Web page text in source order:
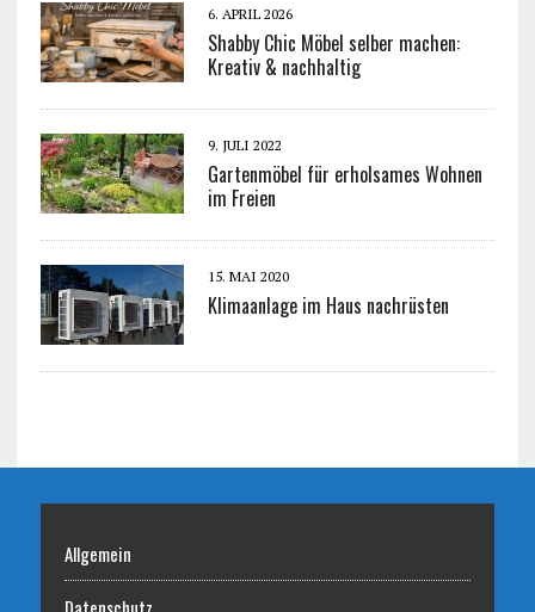
6. APRIL 2026
Shabby Chic Möbel selber machen:
Kreativ & nachhaltig
9. JULI 2022
Gartenmöbel für erholsames Wohnen
im Freien
15. MAI 2020
Klimaanlage im Haus nachrüsten
Allgemein